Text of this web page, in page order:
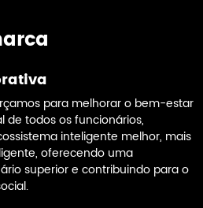
para melhorar o bem-estar
de todos os funcionários,
inteligente melhor, mais
oferecendo uma
superior e contribuindo para o
conjuntamente um
de inovação colaborativa
empresa com a
de Wuyi e foram